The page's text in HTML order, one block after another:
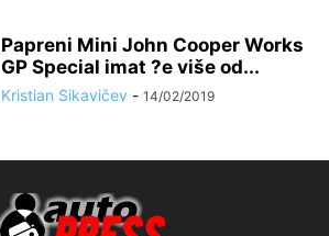
Papreni Mini John Cooper Works
GP Special imat ?e više od...
Kristian Sikavičev - 14/02/2019